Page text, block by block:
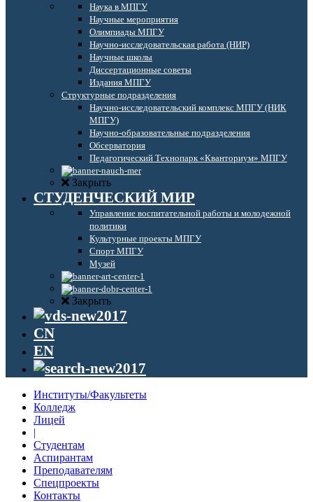
Наука в МПГУ
Научные мероприятия
Олимпиады МПГУ
Научно-исследовательская работа (НИР)
Научные школы
Диссертационные советы
Издания МПГУ
Структурные подразделения
Научно-исследовательский комплекс МПГУ (НИК
МПГУ)
Научно-образовательные подразделения
Обсерватория
Педагогический Технопарк «Кванториум» МПГУ
Закрыть
СТУДЕНЧЕСКИЙ МИР
Управление воспитательной работы и молодежной
политики
Культурные проекты МПГУ
Спорт МПГУ
Музей
Закрыть
CN
EN
Институты/Факультеты
Колледж
Лицей
|
Студентам
Аспирантам
Преподавателям
Спецпроекты
Контакты